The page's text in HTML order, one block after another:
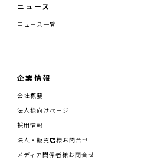
ニュース
ニュース一覧
企業情報
会社概要
法人様向けページ
採用情報
法人・販売店様お問合せ
メディア関係者様お問合せ